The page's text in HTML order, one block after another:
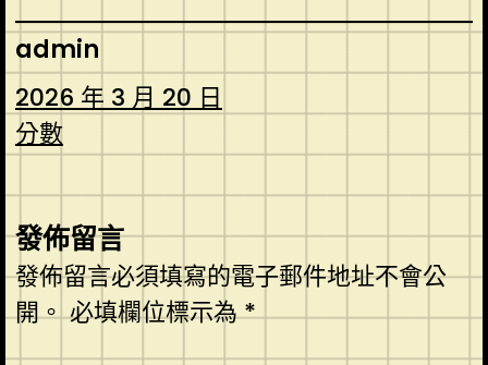
admin
2026 年 3 月 20 日
分數
發佈留言
發佈留言必須填寫的電子郵件地址不會公
開。必填欄位標示為*